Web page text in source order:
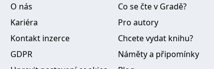
O nás
Kariéra
Kontakt inzerce
GDPR
Co se čte v Gradě?
Pro autory
Chcete vydat knihu?
Náměty a připomínky